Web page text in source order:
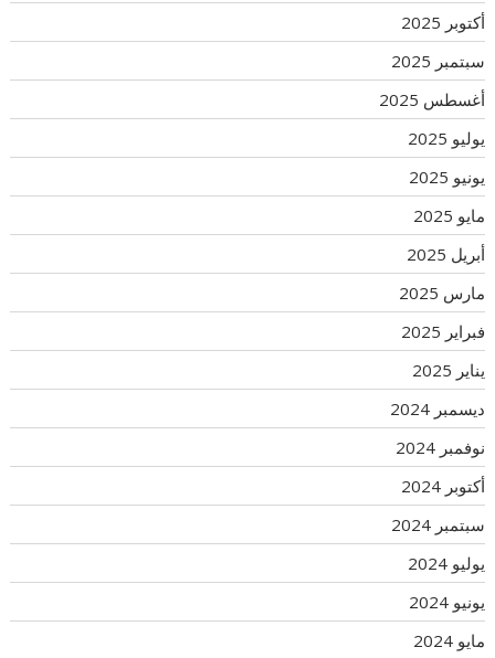
أكتوبر 2025
سبتمبر 2025
أغسطس 2025
يوليو 2025
يونيو 2025
مايو 2025
أبريل 2025
مارس 2025
فبراير 2025
يناير 2025
ديسمبر 2024
نوفمبر 2024
أكتوبر 2024
سبتمبر 2024
يوليو 2024
يونيو 2024
مايو 2024